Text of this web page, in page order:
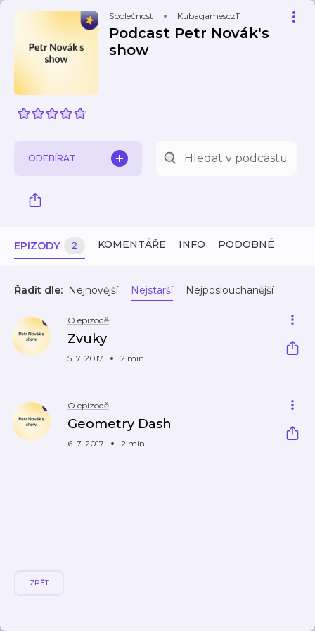
Společnost Kubagamescz11
Podcast Petr Novák's
show
ODEBÍRAT
EPIZODY 2 KOMENTÁŘE INFO PODOBNÉ
Řadit dle: Nejnovější Nejstarší Nejposlouchanější
O epizodě
Zvuky
5. 7. 2017 2 min
O epizodě
Geometry Dash
6. 7. 2017 2 min
ZPĚT